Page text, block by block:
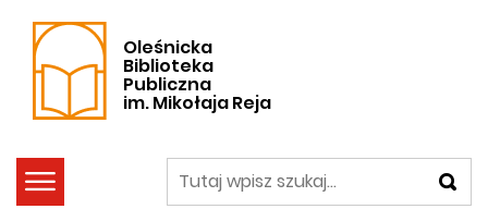
Oleśnicka
Biblioteka
Publiczna
im. Mikołaja Reja
szukaj